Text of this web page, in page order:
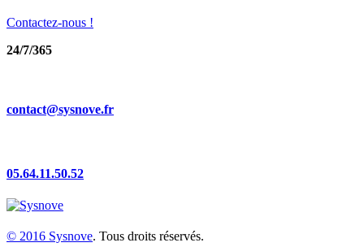
Contactez-nous !
24/7/365
contact@sysnove.fr
05.64.11.50.52
© 2016 Sysnove. Tous droits réservés.